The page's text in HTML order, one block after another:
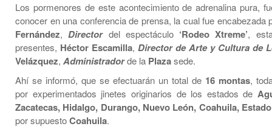
Los pormenores de este acontecimiento de adrenalina pura,
conocer en una conferencia de prensa, la cual fue encabezada
Fernández, Director del espectáculo ‘Rodeo Xtreme’,
presentes, Héctor Escamilla, Director de Arte y Cultura de
Velázquez, Administradorde la Plazasede.
Ahí se informó, que se efectuarán un total de 16 montas,
por experimentados jinetes originarios de los estados de
Zacatecas, Hidalgo, Durango, Nuevo León, Coahuila,
por supuestoCoahuila.